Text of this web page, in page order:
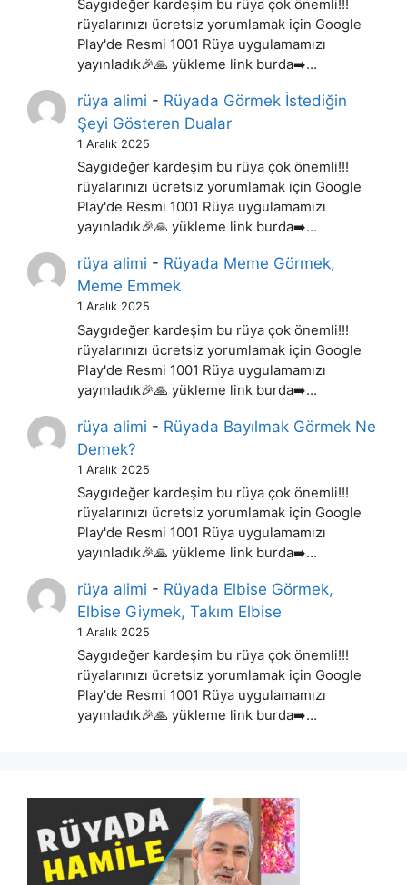
Saygıdeğer kardeşim bu rüya çok önemli!!!
rüyalarınızı ücretsiz yorumlamak için Google
Play'de Resmi 1001 Rüya uygulamamızı
yayınladık🎉🙏 yükleme link burda➡️…
rüya alimi - Rüyada Görmek İstediğin
Şeyi Gösteren Dualar
1 Aralık 2025
Saygıdeğer kardeşim bu rüya çok önemli!!!
rüyalarınızı ücretsiz yorumlamak için Google
Play'de Resmi 1001 Rüya uygulamamızı
yayınladık🎉🙏 yükleme link burda➡️…
rüya alimi - Rüyada Meme Görmek,
Meme Emmek
1 Aralık 2025
Saygıdeğer kardeşim bu rüya çok önemli!!!
rüyalarınızı ücretsiz yorumlamak için Google
Play'de Resmi 1001 Rüya uygulamamızı
yayınladık🎉🙏 yükleme link burda➡️…
rüya alimi - Rüyada Bayılmak Görmek Ne
Demek?
1 Aralık 2025
Saygıdeğer kardeşim bu rüya çok önemli!!!
rüyalarınızı ücretsiz yorumlamak için Google
Play'de Resmi 1001 Rüya uygulamamızı
yayınladık🎉🙏 yükleme link burda➡️…
rüya alimi - Rüyada Elbise Görmek,
Elbise Giymek, Takım Elbise
1 Aralık 2025
Saygıdeğer kardeşim bu rüya çok önemli!!!
rüyalarınızı ücretsiz yorumlamak için Google
Play'de Resmi 1001 Rüya uygulamamızı
yayınladık🎉🙏 yükleme link burda➡️…